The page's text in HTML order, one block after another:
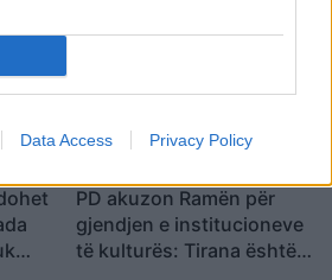
Data Access Privacy Policy
PD akuzon Ramën për
gjendjen e institucioneve
të kulturës: Tirana është